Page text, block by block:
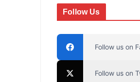
Follow Us
Follow us on
Follow us on